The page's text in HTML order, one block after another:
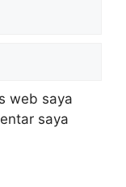
web saya
saya